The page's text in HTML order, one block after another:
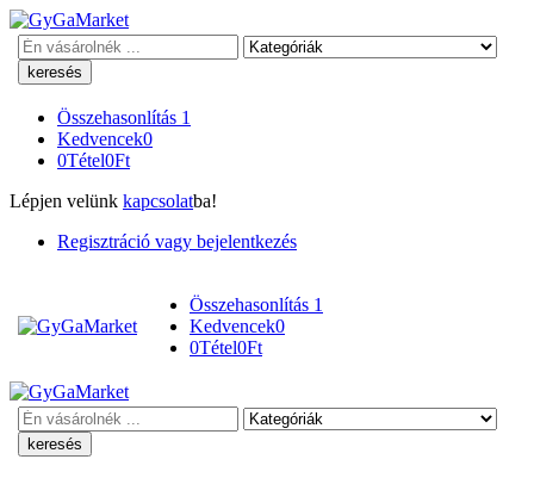
Keresés
Összehasonlítás 1
Kedvencek0
0Tétel0Ft
Lépjen velünk kapcsolatba!
Regisztráció vagy bejelentkezés
Összehasonlítás 1
Kedvencek0
0Tétel0Ft
Keresés